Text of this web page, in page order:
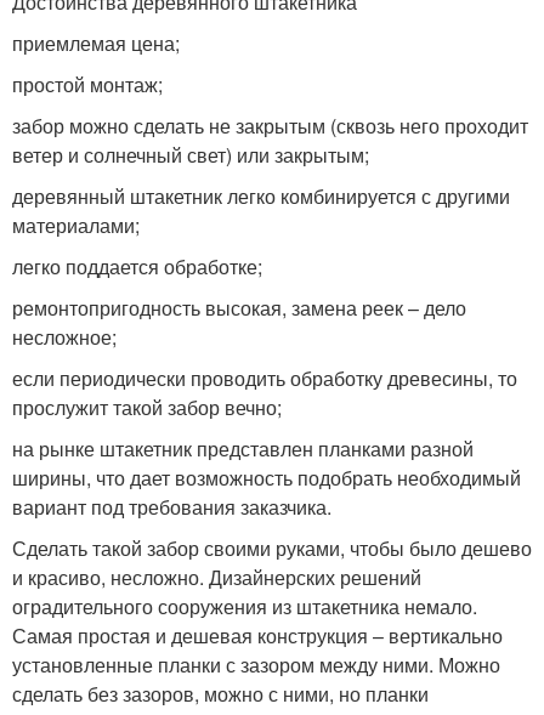
приемлемая цена;
простой монтаж;
забор можно сделать не закрытым (сквозь него проходит
ветер и солнечный свет) или закрытым;
деревянный штакетник легко комбинируется с другими
материалами;
легко поддается обработке;
ремонтопригодность высокая, замена реек – дело
несложное;
если периодически проводить обработку древесины, то
прослужит такой забор вечно;
на рынке штакетник представлен планками разной
ширины, что дает возможность подобрать необходимый
вариант под требования заказчика.
Сделать такой забор своими руками, чтобы было дешево
и красиво, несложно. Дизайнерских решений
оградительного сооружения из штакетника немало.
Самая простая и дешевая конструкция – вертикально
установленные планки с зазором между ними. Можно
сделать без зазоров, можно с ними, но планки